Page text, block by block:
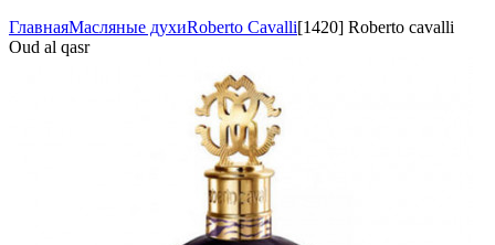
ГлавнаяМасляные духиRoberto Cavalli[1420] Roberto cavalli
Oud al qasr